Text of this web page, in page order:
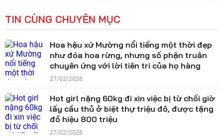
TIN CÙNG CHUYÊN MỤC
Hoa hậu xứ Mường nổi tiếng một thời đẹp
như đóa hoa rừng, nhưng số phận truân
chuyên ứng với lời tiên tri của họ hàng
27/02/2026
Hot girl nặng 60kg đi xin việc bị từ chối giờ
lấy cầu thủ ở biệt thự triệu đô, được tặng
đồ hiệu 800 triệu
27/02/2026